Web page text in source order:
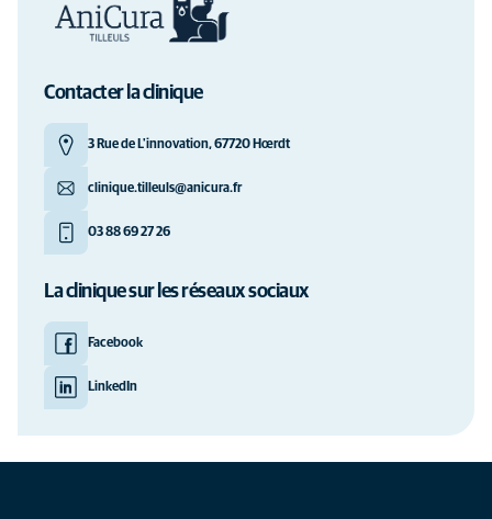
Contacter la clinique
3 Rue de L'innovation, 67720 Hœrdt
clinique.tilleuls@anicura.fr
03 88 69 27 26
La clinique sur les réseaux sociaux
Facebook
LinkedIn